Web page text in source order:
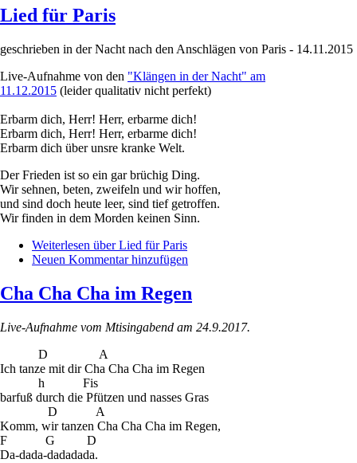
Lied für Paris
geschrieben in der Nacht nach den Anschlägen von Paris - 14.11.2015
Live-Aufnahme von den "Klängen in der Nacht" am
11.12.2015 (leider qualitativ nicht perfekt)
Erbarm dich, Herr! Herr, erbarme dich!
Erbarm dich, Herr! Herr, erbarme dich!
Erbarm dich über unsre kranke Welt.
Der Frieden ist so ein gar brüchig Ding.
Wir sehnen, beten, zweifeln und wir hoffen,
und sind doch heute leer, sind tief getroffen.
Wir finden in dem Morden keinen Sinn.
Weiterlesen über Lied für Paris
Neuen Kommentar hinzufügen
Cha Cha Cha im Regen
Live-Aufnahme vom Mtisingabend am 24.9.2017.
D A
Ich tanze mit dir Cha Cha Cha im Regen
h Fis
barfuß durch die Pfützen und nasses Gras
D A
Komm, wir tanzen Cha Cha Cha im Regen,
F G D
Da-dada-dadadada.